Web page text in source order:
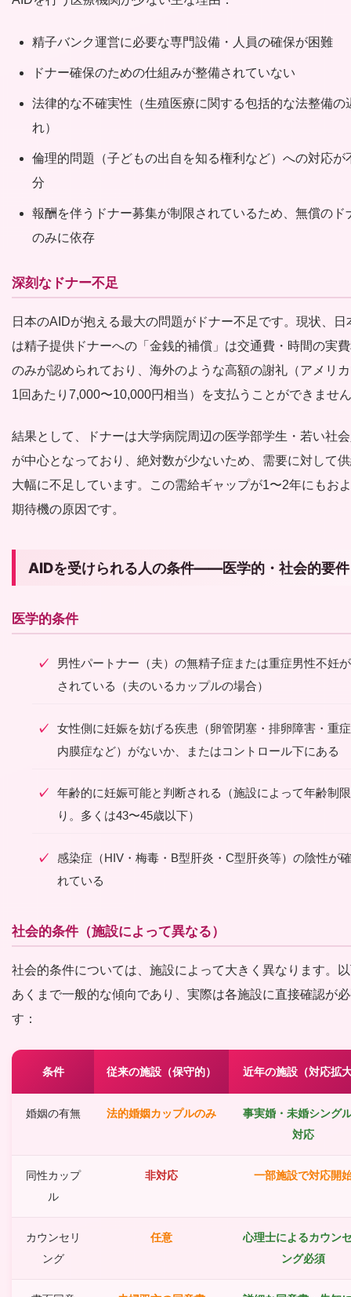
精子バンク運営に必要な専門設備・人員の確保が困難
ドナー確保のための仕組みが整備されていない
法律的な不確実性（生殖医療に関する包括的な法整備の
れ）
倫理的問題（子どもの出自を知る権利など）への対応が
分
報酬を伴うドナー募集が制限されているため、無償のド
のみに依存
深刻なドナー不足
日本のAIDが抱える最大の問題がドナー不足です。現状、日
は精子提供ドナーへの「金銭的補償」は交通費・時間の実
のみが認められており、海外のような高額の謝礼（アメリ
1回あたり7,000〜10,000円相当）を支払うことができませ
結果として、ドナーは大学病院周辺の医学部学生・若い社
が中心となっており、絶対数が少ないため、需要に対して
大幅に不足しています。この需給ギャップが1〜2年にもお
期待機の原因です。
AIDを受けられる人の条件——医学的・社会的要件
医学的条件
男性パートナー（夫）の無精子症または重症男性不妊
されている（夫のいるカップルの場合）
女性側に妊娠を妨げる疾患（卵管閉塞・排卵障害・重
内膜症など）がないか、またはコントロール下にある
年齢的に妊娠可能と判断される（施設によって年齢制
り。多くは43〜45歳以下）
感染症（HIV・梅毒・B型肝炎・C型肝炎等）の陰性が
れている
社会的条件（施設によって異なる）
社会的条件については、施設によって大きく異なります。
あくまで一般的な傾向であり、実際は各施設に直接確認が
す：
条件 従来の施設（保守的） 近年の施設（対応拡
婚姻の有無 法的婚姻カップルのみ
事実婚・未婚シング
対応
同性カップ
ル
非対応 一部施設で対応開
カウンセリ
ング
任意
心理士によるカウン
ング必須